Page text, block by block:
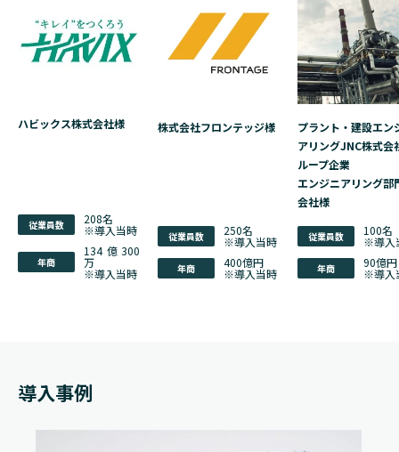
ハビックス株式会社様
従業員数 208名
※導入当時
年商
134億300
万
※導入当時
株式会社フロンテッジ様
従業員数 250名
※導入当時
年商 400億円
※導入当時
プラント・建設エン
アリングJNC株式会
ループ企業
エンジニアリング部
会社様
従業員数 100名
※導入
年商 90億円
※導入
導入事例